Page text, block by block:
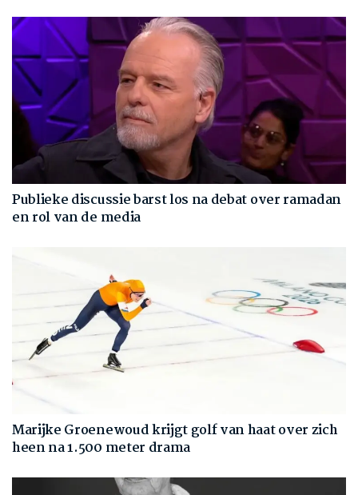
Publieke discussie barst los na debat over ramadan
en rol van de media
Marijke Groenewoud krijgt golf van haat over zich
heen na 1.500 meter drama